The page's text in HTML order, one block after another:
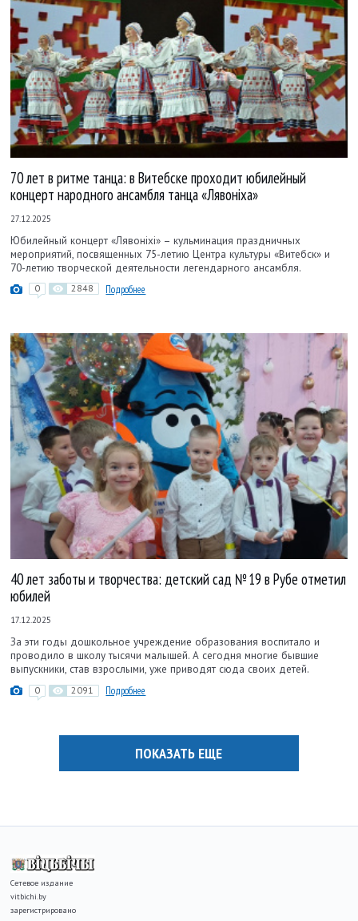
70 лет в ритме танца: в Витебске проходит юбилейный
концерт народного ансамбля танца «Лявоніха»
27.12.2025
Юбилейный концерт «Лявоніхі» – кульминация праздничных
мероприятий, посвященных 75-летию Центра культуры «Витебск» и
70-летию творческой деятельности легендарного ансамбля.
0 2848 Подробнее
40 лет заботы и творчества: детский сад № 19 в Рубе отметил
юбилей
17.12.2025
За эти годы дошкольное учреждение образования воспитало и
проводило в школу тысячи малышей. А сегодня многие бывшие
выпускники, став взрослыми, уже приводят сюда своих детей.
0 2091 Подробнее
ПОКАЗАТЬ ЕЩЕ
Сетевое издание
vitbichi.by
зарегистрировано